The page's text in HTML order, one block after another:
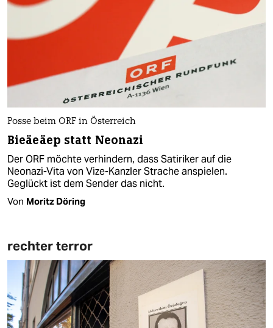
Posse beim ORF in Österreich
Bieäeäep statt Neonazi
Der ORF möchte verhindern, dass Satiriker auf die
Neonazi-Vita von Vize-Kanzler Strache anspielen.
Geglückt ist dem Sender das nicht.
Von Moritz Döring
rechter terror